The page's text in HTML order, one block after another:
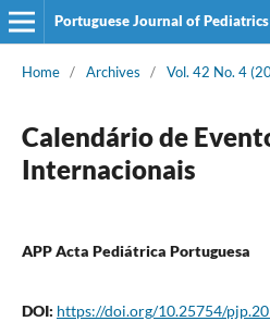
Portuguese Journal of Pediatrics
Home / Archives / Vol. 42 No. 4
Calendário de
Internacionais
APP Acta Pediátrica Portuguesa
DOI: https://doi.org/10.25754/